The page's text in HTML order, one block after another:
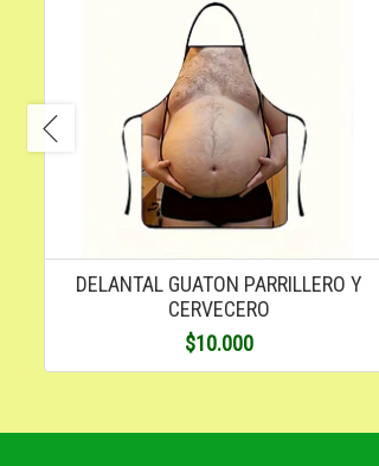
DELANTAL GUATON PARRILLERO Y
CERVECERO
$10.000